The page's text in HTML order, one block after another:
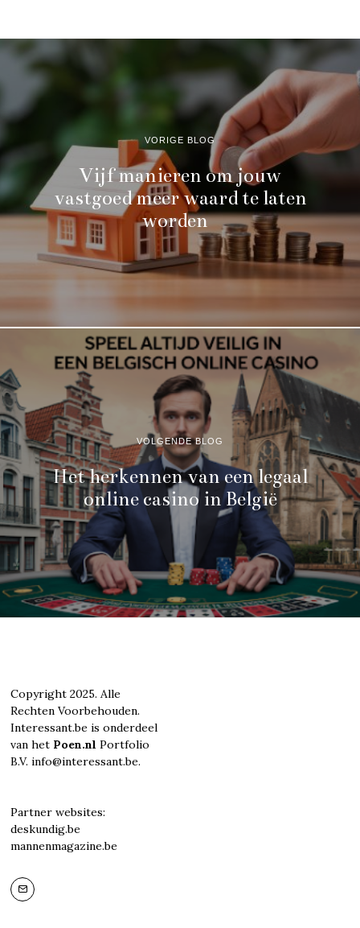
VORIGE BLOG
Vijf manieren om jouw
vastgoed meer waard te laten
worden
VOLGENDE BLOG
Het herkennen van een legaal
online casino in België
Copyright 2025. Alle
Rechten Voorbehouden.
Interessant.be is onderdeel
van het Poen.nl Portfolio
B.V. info@interessant.be.
Partner websites:
deskundig.be
mannenmagazine.be